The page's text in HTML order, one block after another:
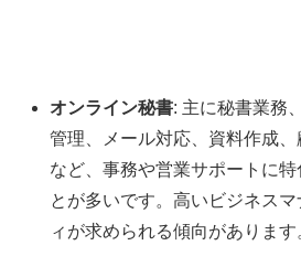
オンライン秘書: 主に秘書業務
管理、メール対応、資料作成
など、事務や営業サポートに特
とが多いです。高いビジネス
ィが求められる傾向があります